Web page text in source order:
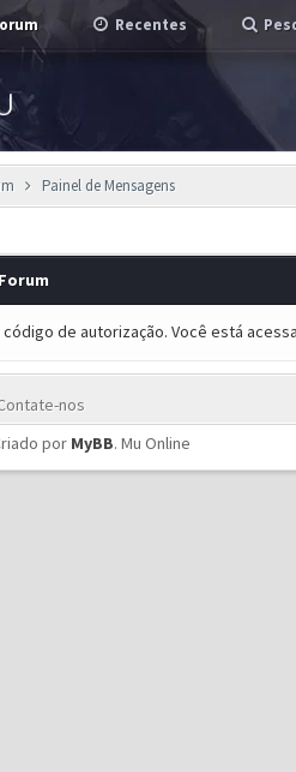
Recentes
Painel de Mensagens
de autorização. Você está
nos
por MyBB. Mu Online